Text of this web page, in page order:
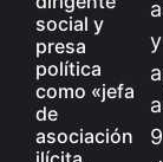
social y
presa
política
como «jefa
de
asociación